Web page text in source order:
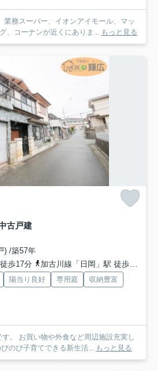
務スーパー、イオンアイモール、マッ
、コーナンが近くにありま...
もっと見る
古戸建
) /築57年
歩17分
加古川線「日岡」駅 徒歩48分
陽当り良好 専用庭
収納豊富
。 お買い物や外食など周辺施設充実し
のび子育てできる新生活...
もっと見る